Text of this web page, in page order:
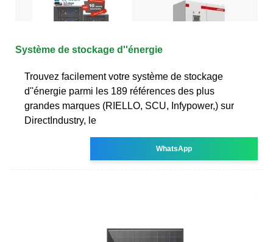
Système de stockage d''énergie
Trouvez facilement votre système de stockage
d''énergie parmi les 189 références des plus
grandes marques (RIELLO, SCU, Infypower,) sur
DirectIndustry, le
WhatsApp